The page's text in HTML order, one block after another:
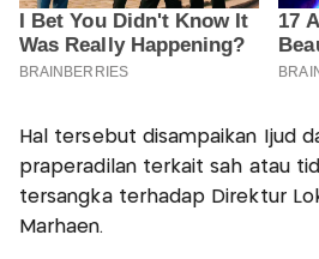
Hal tersebut disampaikan Ijud
praperadilan terkait sah atau
tersangka terhadap Direktur
Marhaen.